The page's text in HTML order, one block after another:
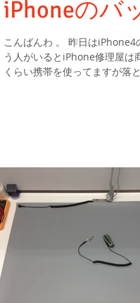
iPhoneのバ
こんばんわ 。 昨日はiPhone4
う人がいるとiPhone修理屋は
くらい携帯を使ってますが落